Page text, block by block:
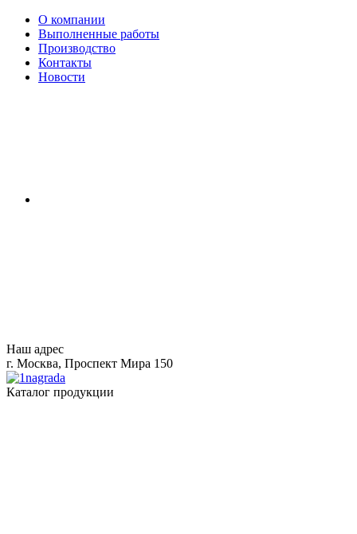
О компании
Выполненные работы
Производство
Контакты
Новости
Наш адрес
г. Москва, Проспект Мира 150
Каталог продукции